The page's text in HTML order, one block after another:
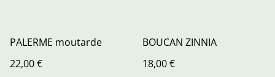
PALERME moutarde
22,00 €
BOUCAN ZINNIA
18,00 €